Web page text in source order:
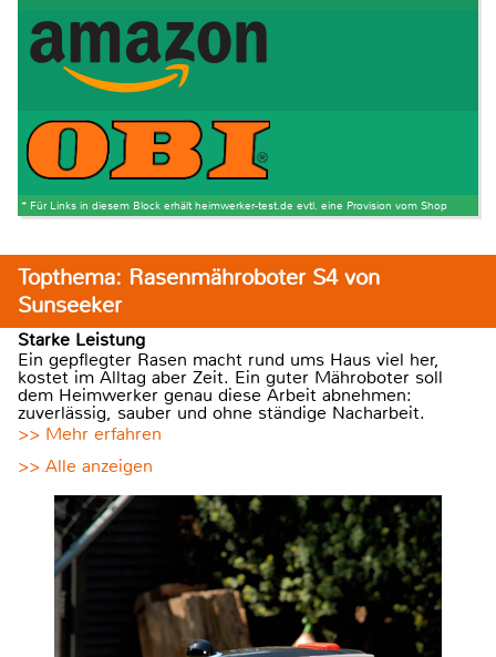
* Für Links in diesem Block erhält heimwerker-test.de evtl. eine Provision vom Shop
Topthema: Rasenmähroboter S4 von
Sunseeker
Starke Leistung
Ein gepflegter Rasen macht rund ums Haus viel her,
kostet im Alltag aber Zeit. Ein guter Mähroboter soll
dem Heimwerker genau diese Arbeit abnehmen:
zuverlässig, sauber und ohne ständige Nacharbeit.
>> Mehr erfahren
>> Alle anzeigen